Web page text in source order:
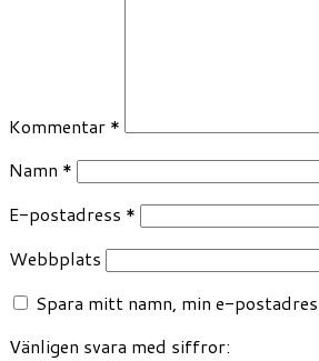
Kommentar *
Namn *
E-postadress *
Webbplats
Spara mitt namn, min e-
Vänligen svara med siffror: